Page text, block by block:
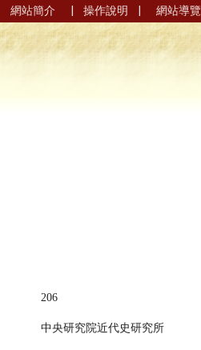
網站簡介 | 操作說明 | 網站導覽
206
中央研究院近代史研究所